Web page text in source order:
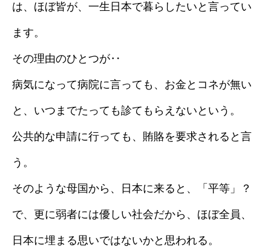
は、ほぼ皆が、一生日本で暮らしたいと言ってい
ます。
その理由のひとつが‥
病気になって病院に言っても、お金とコネが無い
と、いつまでたっても診てもらえないという。
公共的な申請に行っても、賄賂を要求されると言
う。
そのような母国から、日本に来ると、「平等」？
で、更に弱者には優しい社会だから、ほぼ全員、
日本に埋まる思いではないかと思われる。